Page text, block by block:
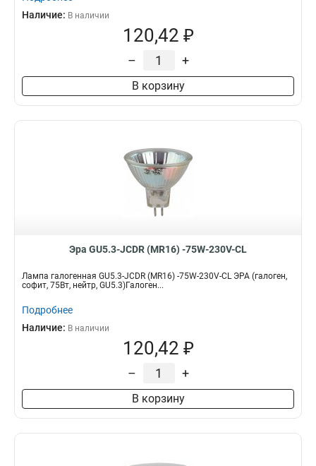
Наличие: В наличии
120,42 ₽
– +
В корзину
Эра GU5.3-JCDR (MR16) -75W-230V-CL
Лампа галогенная GU5.3-JCDR (MR16) -75W-230V-CL ЭРА (галоген,
софит, 75Вт, нейтр, GU5.3)Галоген...
Подробнее
Наличие: В наличии
120,42 ₽
– +
В корзину